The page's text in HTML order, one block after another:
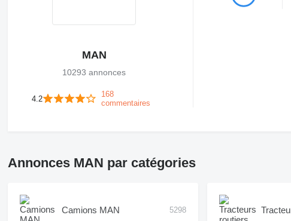
MAN
10293 annonces
4.2
168
commentaires
Annonces MAN par catégories
Camions MAN 5298